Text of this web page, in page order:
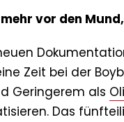
vor den
Zeit bei der
Geringerem als
Das